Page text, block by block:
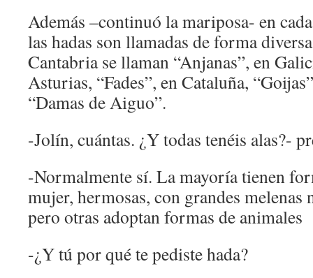
Además –continuó la mariposa- en
las hadas son llamadas de forma
Cantabria se llaman “Anjanas”, en
Asturias, “Fades”, en Cataluña,
“Damas de Aiguo”.
-Jolín, cuántas. ¿Y todas tenéis alas?-
-Normalmente sí. La mayoría tienen
mujer, hermosas, con grandes melenas
pero otras adoptan formas de animales
-¿Y tú por qué te pediste hada?